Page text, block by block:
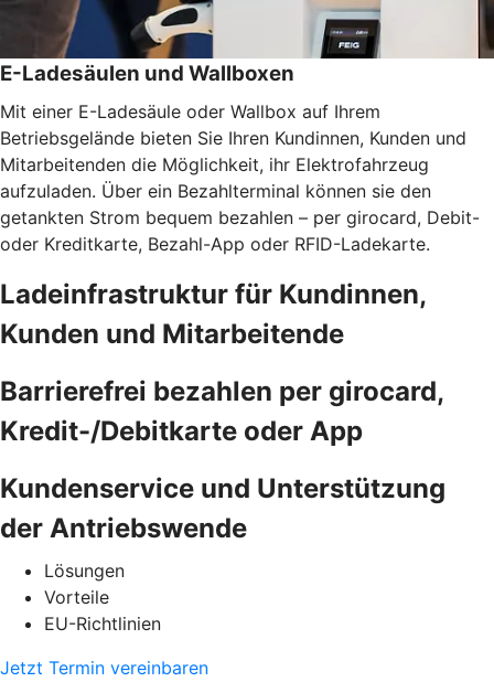
E-Ladesäulen und Wallboxen
Mit einer E-Ladesäule oder Wallbox auf Ihrem
Betriebsgelände bieten Sie Ihren Kundinnen, Kunden und
Mitarbeitenden die Möglichkeit, ihr Elektrofahrzeug
aufzuladen. Über ein Bezahlterminal können sie den
getankten Strom bequem bezahlen – per girocard, Debit-
oder Kreditkarte, Bezahl-App oder RFID-Ladekarte.
Ladeinfrastruktur für Kundinnen,
Kunden und Mitarbeitende
Barrierefrei bezahlen per girocard,
Kredit-/Debitkarte oder App
Kundenservice und Unterstützung
der Antriebswende
Lösungen
Vorteile
EU-Richtlinien
Jetzt Termin vereinbaren